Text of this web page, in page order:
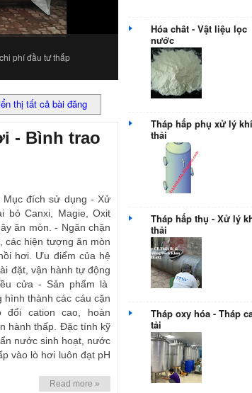
phí đầu tư thấp
thị tất cả bài đăng
- Bình trao
Mục đích sử dụng - Xử
bỏ Canxi, Magie, Oxit
ăn mòn. - Ngăn chặn
các hiện tượng ăn mòn
hơi. Ưu điểm của hệ
đặt, vận hành tự động
cửa - Sản phẩm là
hình thành các cáu cặn
đổi cation cao, hoàn
hành thấp. Đặc tính kỹ
nước sinh hoạt, nước
vào lò hơi luôn đạt pH
Read more »
Hóa chât - Vật liệu lọc
nước
Tháp hấp phụ xử lý khí
thải
Tháp hấp thụ - Xử lý
thải
Tháp oxy hóa - Tháp
tải